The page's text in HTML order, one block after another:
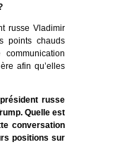
russe Vladimir
points chauds
afin qu’elles
russe
Quelle est
conversation
positions sur